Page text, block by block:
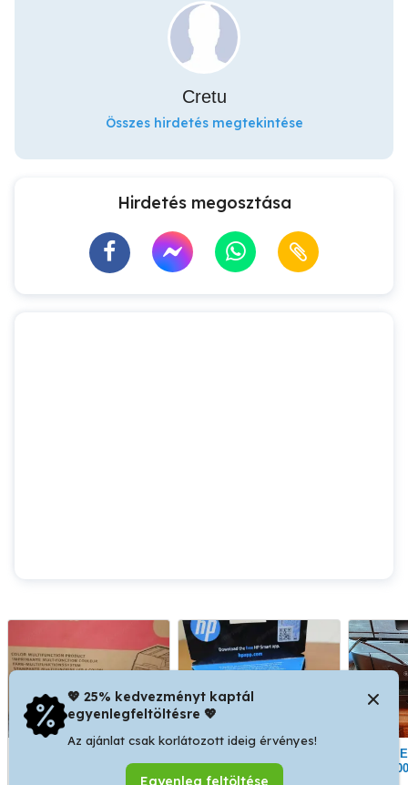
Cretu
Összes hirdetés megtekintése
Hirdetés megosztása
nyomtató karácsonyi
eladóak
XP-
💖 25% kedvezményt kaptál
egyenlegfeltöltésre 💖
Az ajánlat csak korlátozott ideig érvényes!
Egyenleg feltöltése